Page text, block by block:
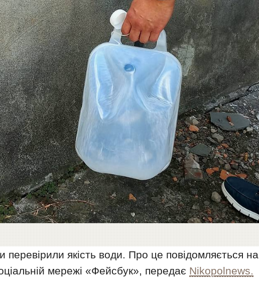
перевірили якість води. Про це повідомляється на
мережі «Фейсбук», передає Nikopolnews.